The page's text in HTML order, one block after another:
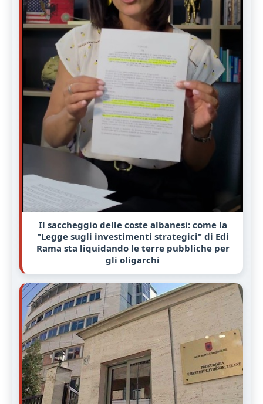
Il saccheggio delle coste albanesi: come la
"Legge sugli investimenti strategici" di Edi
Rama sta liquidando le terre pubbliche per
gli oligarchi